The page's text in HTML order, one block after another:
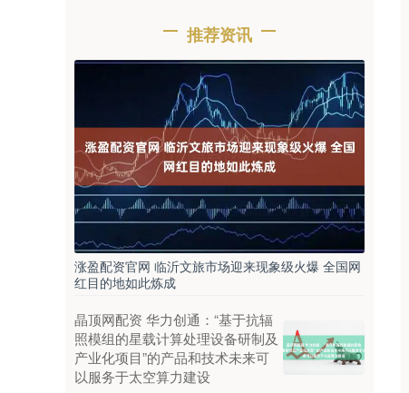
推荐资讯
涨盈配资官网 临沂文旅市场迎来现象级火爆 全国网
红目的地如此炼成
晶顶网配资 华力创通：“基于抗辐
照模组的星载计算处理设备研制及
产业化项目”的产品和技术未来可
以服务于太空算力建设